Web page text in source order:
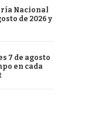
Nacional
de 2026 y
7 de agosto
en cada